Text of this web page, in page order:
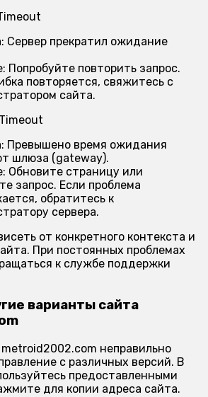
Сервер прекратил ожидание
Попробуйте повторить запрос.
повторяется, свяжитесь с
сайта.
Превышено время ожидания
шлюза (gateway).
Обновите страницу или
запрос. Если проблема
обратитесь к
сервера.
от конкретного контекста и
При постоянных проблемах
к службе поддержки
варианты сайта
неправильно
с различных версий. В
предоставленными
для копии адреса сайта.